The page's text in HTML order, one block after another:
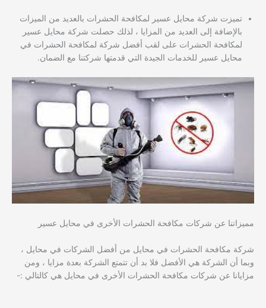
تميزت شركة محايل عسير لمكافحة الحشرات بالعديد من الميزات
بالإضافة إلى العديد من المزايا ، لذلك حصلت شركة محايل عسير
لمكافحة الحشرات على لقب أفضل شركة لمكافحة الحشرات في
محايل عسير للخدمات الجيدة التي قدمتها شركتنا مع الضمان.
مميزاتنا عن شركات مكافحة الحشرات الأخرى في محايل عسير
شركة مكافحة الحشرات في محايل من أفضل الشركات في محايل ،
وبما أن الشركة هي الأفضل فلا بد أن تتمتع الشركة بعدة مزايا ، ومن
مزايانا عن شركات مكافحة الحشرات الأخرى في محايل هي كالتالي :-